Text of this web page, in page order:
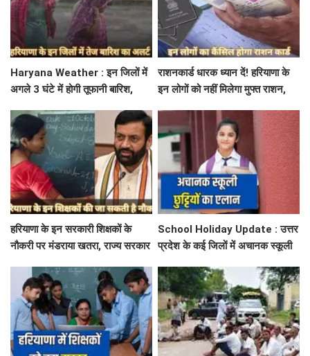
Haryana Weather : इन जिलों में
अगले 3 घंटे में होगी तूफानी बारिश,
राशनकार्ड धारक ध्यान दें! हरियाणा के
इन लोगों को नहीं मिलेगा मुफ्त राशन,
हरियाणा के इन सरकारी शिक्षकों के
नौकरी पर मंडराया खतरा, राज्य सरकार
School Holiday Update : उत्तर
प्रदेश के कई जिलों में अचानक स्कूली
सटीक जानकारी